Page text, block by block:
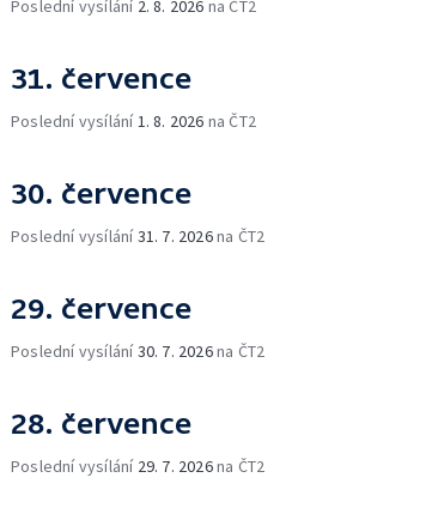
Poslední vysílání 2. 8. 2026 na ČT2
31. července
Poslední vysílání 1. 8. 2026 na ČT2
30. července
Poslední vysílání31. 7. 2026na ČT2
29. července
Poslední vysílání30. 7. 2026na ČT2
28. července
Poslední vysílání 29. 7. 2026na ČT2